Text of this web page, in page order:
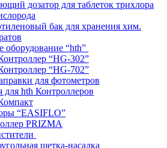
дозатор для таблеток трихлора
бак для хранения хим.
“hth”
“HG-302”
“HG-702”
для фотометров
hth Контроллеров
“EASIFLO”
PRIZMA
щетка-насадка